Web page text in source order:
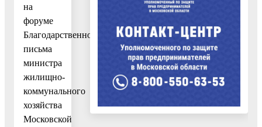
на
форуме
Благодарственного
письма
министра
жилищно-
коммунального
хозяйства
Московской